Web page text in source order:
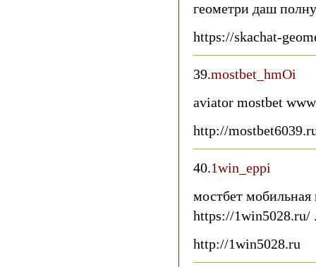
геометри даш
https://skachat-
39.mostbet_hmOi
aviator mostbet
http://
40.1win_eppi
мостбет мобильная
https://1win5028.ru/
http://1win5028.ru